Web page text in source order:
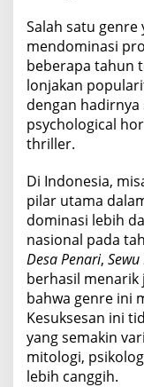
Salah satu
mendominasi
beberapa tahun
lonjakan
dengan
psychological
thriller.
Di Indonesia,
pilar utama
dominasi lebih
nasional pada
Desa Penari,
berhasil
bahwa genre ini
Kesuksesan ini
yang semakin
mitologi,
lebih canggih.